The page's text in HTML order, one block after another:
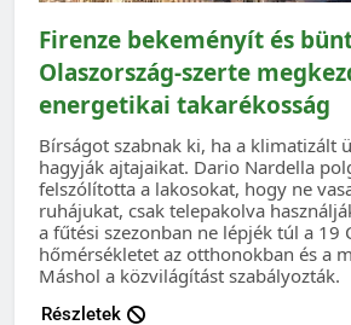
Firenze bekeményít és
Olaszország-szerte
energetikai takarékosság
Bírságot szabnak ki, ha a klimatizált
hagyják ajtajaikat. Dario Nardella
felszólította a lakosokat, hogy ne
ruhájukat, csak telepakolva
a fűtési szezonban ne lépjék túl a 19
hőmérsékletet az otthonokban és a
Máshol a közvilágítást szabályozták.
Részletek